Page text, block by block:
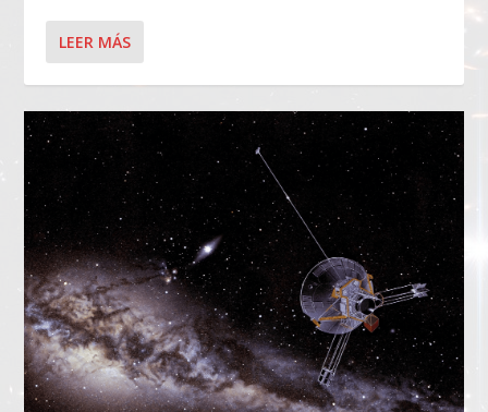
LEER MÁS